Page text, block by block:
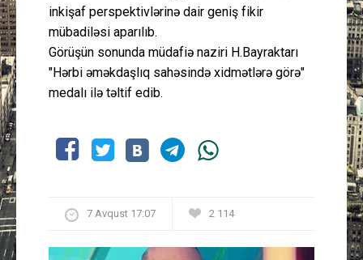
inkişaf perspektivlərinə dair geniş fikir
mübadiləsi aparılıb.
Görüşün sonunda müdafiə naziri H.Bayraktarı
"Hərbi əməkdaşlıq sahəsində xidmətlərə görə"
medalı ilə təltif edib.
7 Avqust 17:07 2 114